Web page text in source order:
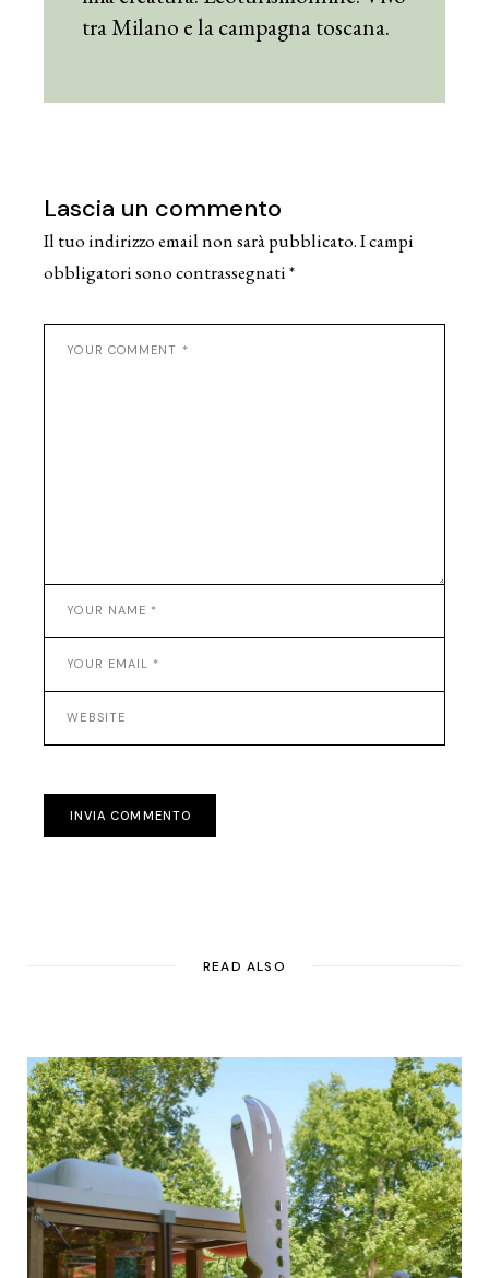
tra Milano e la campagna toscana.
Lascia un commento
Il tuo indirizzo email non sarà pubblicato.I campi
obbligatori sono contrassegnati*
INVIA COMMENTO
READ ALSO